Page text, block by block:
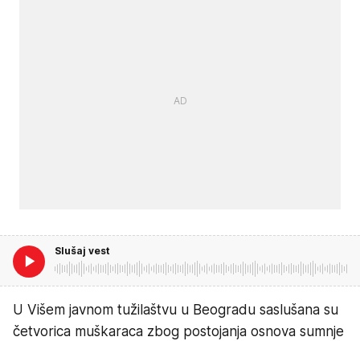
Slušaj vest
U Višem javnom tužilaštvu u Beogradu saslušana su
četvorica muškaraca zbog postojanja osnova sumnje